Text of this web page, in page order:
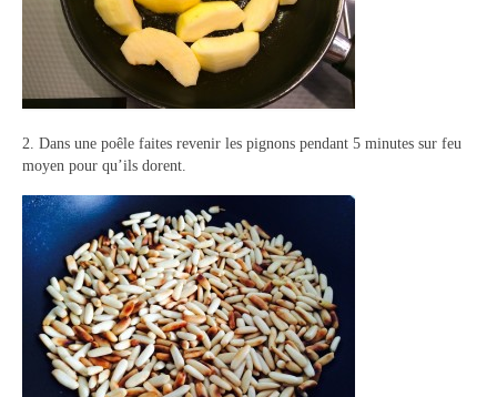
Sauces
Boissons
Cocktails
A propos
Accueil
2. Dans une poêle faites revenir les pignons pendant 5 minutes sur feu
moyen pour qu’ils dorent.